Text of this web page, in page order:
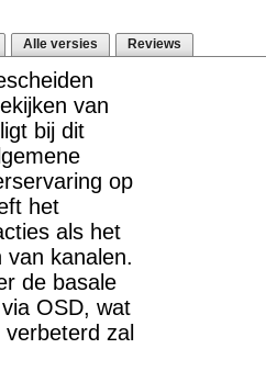
Alle versies Reviews
van
bij dit
op
het
als het
van kanalen.
de basale
OSD, wat
zal